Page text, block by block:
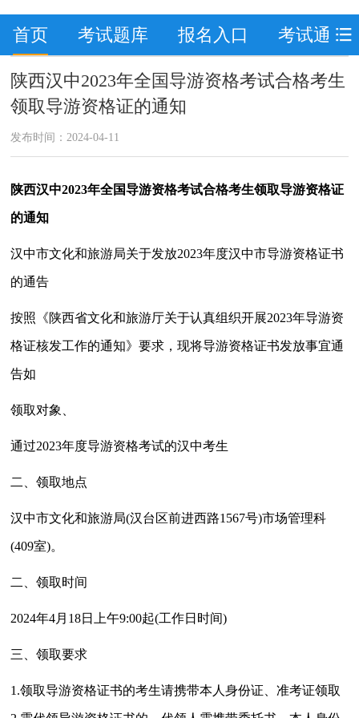
首页 考试题库 报名入口 考试通知
陕西汉中2023年全国导游资格考试合格考生
领取导游资格证的通知
发布时间：2024-04-11
陕西汉中2023年全国导游资格考试合格考生领取导游资格证
的通知
汉中市文化和旅游局关于发放2023年度汉中市导游资格证书
的通告
按照《陕西省文化和旅游厅关于认真组织开展2023年导游资
格证核发工作的通知》要求，现将导游资格证书发放事宜通
告如
领取对象、
通过2023年度导游资格考试的汉中考生
二、领取地点
汉中市文化和旅游局(汉台区前进西路1567号)市场管理科
(409室)。
二、领取时间
2024年4月18日上午9:00起(工作日时间)
三、领取要求
1.领取导游资格证书的考生请携带本人身份证、准考证领取